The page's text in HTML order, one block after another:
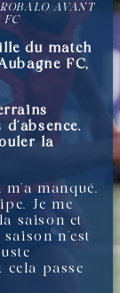
AVANT
FC
du match
FC,
la
manqué.
Je me
saison et
n’est
cela passe